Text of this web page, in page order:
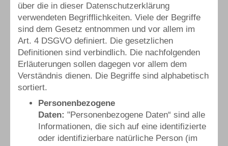
über die in dieser Datenschutzerklärung
verwendeten Begrifflichkeiten. Viele der Begriffe
sind dem Gesetz entnommen und vor allem im
Art. 4 DSGVO definiert. Die gesetzlichen
Definitionen sind verbindlich. Die nachfolgenden
Erläuterungen sollen dagegen vor allem dem
Verständnis dienen. Die Begriffe sind alphabetisch
sortiert.
Personenbezogene
Daten: "Personenbezogene Daten“ sind alle
Informationen, die sich auf eine identifizierte
oder identifizierbare natürliche Person (im